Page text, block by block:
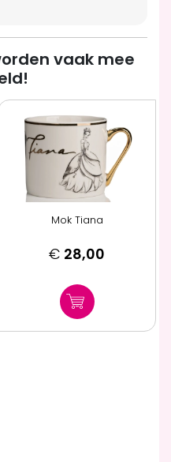
vaak mee
Mok Tiana
€ 28,00